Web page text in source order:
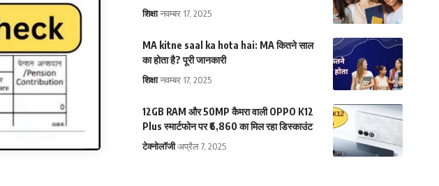
शिक्षा नवम्बर 17, 2025
MA kitne saal ka hota hai: MA कितने साल
का होता है? पूरी जानकारी
शिक्षा नवम्बर 17, 2025
12GB RAM और 50MP कैमरा वाली OPPO K12
Plus स्मार्टफोन पर ₹6,860 का मिल रहा डिस्काउंट
टेक्नोलॉजी अप्रैल 7, 2025